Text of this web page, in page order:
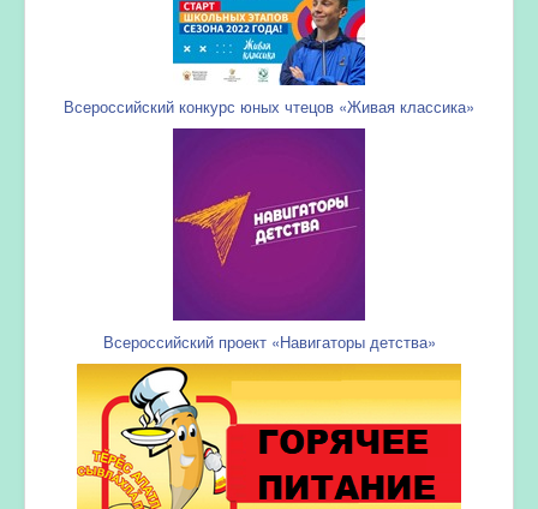
Всероссийский конкурс юных чтецов «Живая классика»
Всероссийский проект «Навигаторы детства»